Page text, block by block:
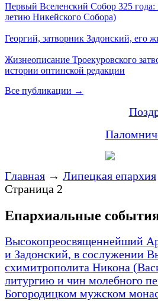
Первый Вселенский Собор 325
летию Никейского Собора)
Георгий, затворник Задонский, его
Жизнеописание Троекуровского
истории оптинской редакции
Все публикации →
Главная → Липецкая епархия
Страница 2
Епархиальные
Высокопреосвященнейший
и Задонский, в сослужении
схимитрополита Никона
литургию и чин молебного
Богородицком мужском